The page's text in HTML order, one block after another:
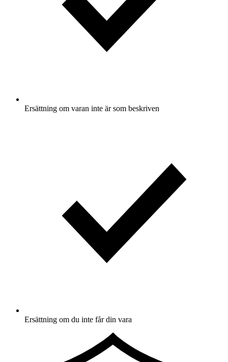
Ersättning om varan inte är som beskriven
Ersättning om du inte får din vara